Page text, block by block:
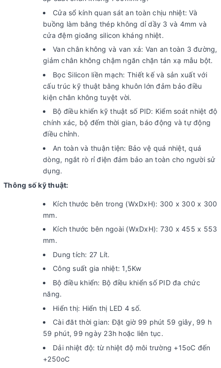
Cửa sổ kính quan sát an toàn chịu nhiệt: Và
buồng làm bằng thép không dỉ dầy 3 và 4mm và
cửa đệm gioăng silicon kháng nhiệt.
Van chân không và van xả: Van an toàn 3 đường,
giảm chân không chậm ngăn chặn tán xạ mẫu bột.
Bọc Silicon liền mạch: Thiết kế và sản xuất với
cấu trúc kỹ thuật bằng khuôn lớn đảm bảo điều
kiện chân không tuyệt vời.
Bộ điều khiển kỹ thuật số PID: Kiểm soát nhiệt độ
chính xác, bộ đếm thời gian, báo động và tự động
điều chỉnh.
An toàn và thuận tiện: Bảo vệ quá nhiệt, quá
dòng, ngắt rò rỉ điện đảm bảo an toàn cho người sử
dụng.
Thông số kỹ thuật:
Kích thước bên trong (WxDxH): 300 x 300 x 300
mm.
Kích thước bên ngoài (WxDxH): 730 x 455 x 553
mm.
Dung tích: 27 Lít.
Công suất gia nhiệt: 1,5Kw
Bộ điều khiển: Bộ điều khiển số PID đa chức
năng.
Hiển thị: Hiển thị LED 4 số.
Cài đăt thời gian: Đặt giờ 99 phút 59 giây, 99 h
59 phút, 99 ngày 23h hoặc liên tục.
Dải nhiệt độ: từ nhiệt độ môi trường +15oC đến
+250oC